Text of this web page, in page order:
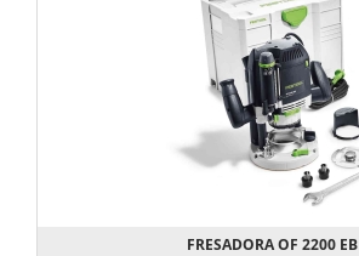
FRESADORA OF 2200 EB